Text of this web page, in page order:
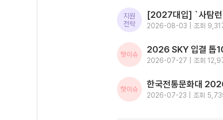
지원
전략
2026-08-03 | 조회
핫이슈
2026-07-27 | 조회
핫이슈
2026-07-23 | 조회